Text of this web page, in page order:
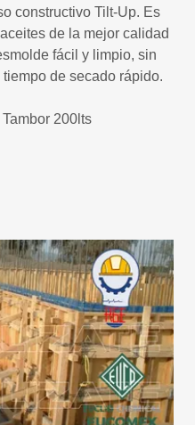
constructivo Tilt-Up. Es
de la mejor calidad
fácil y limpio, sin
de secado rápido.
200lts